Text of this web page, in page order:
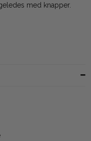
med knapper.